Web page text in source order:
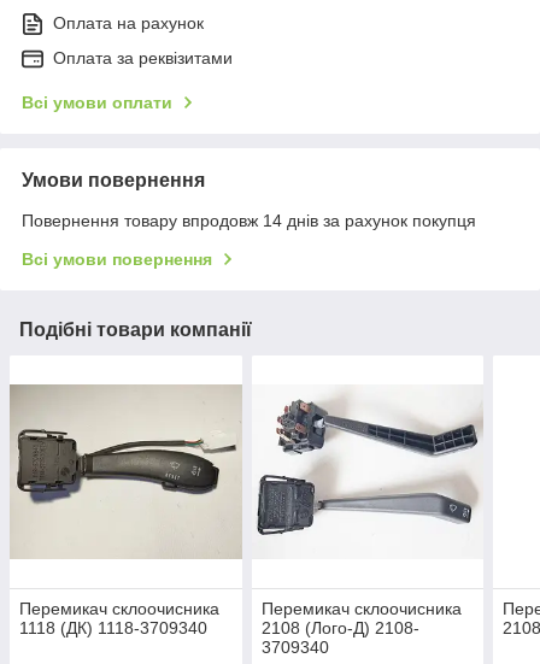
Оплата на рахунок
Оплата за реквізитами
Всі умови оплати
Умови повернення
Повернення товару впродовж 14 днів за рахунок покупця
Всі умови повернення
Подібні товари компанії
Перемикач склоочисника
1118 (ДК) 1118-3709340
Перемикач склоочисника
2108 (Лoго-Д) 2108-
3709340